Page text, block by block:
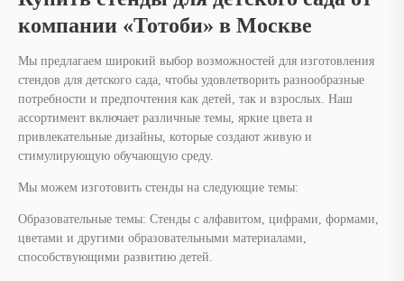
компании «Тотоби» в Москве
Мы предлагаем широкий выбор возможностей для изготовления
стендов для детского сада, чтобы удовлетворить разнообразные
потребности и предпочтения как детей, так и взрослых. Наш
ассортимент включает различные темы, яркие цвета и
привлекательные дизайны, которые создают живую и
стимулирующую обучающую среду.
Мы можем изготовить стенды на следующие темы:
Образовательные темы: Стенды с алфавитом, цифрами, формами,
цветами и другими образовательными материалами,
способствующими развитию детей.